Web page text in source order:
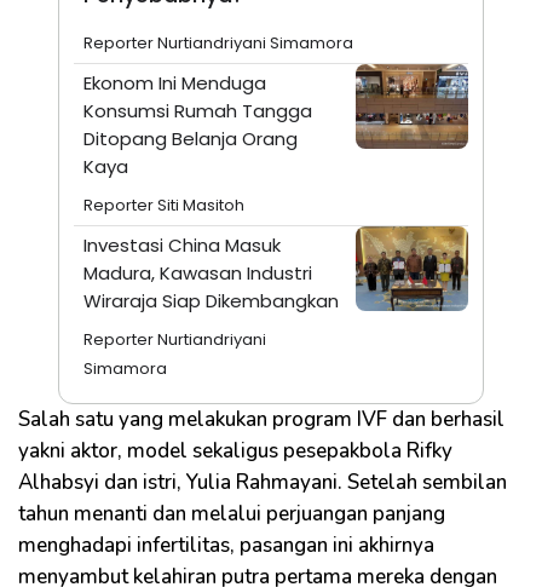
Reporter Nurtiandriyani Simamora
Ekonom Ini Menduga
Konsumsi Rumah Tangga
Ditopang Belanja Orang
Kaya
Reporter Siti Masitoh
Investasi China Masuk
Madura, Kawasan Industri
Wiraraja Siap Dikembangkan
Reporter Nurtiandriyani
Simamora
Salah satu yang melakukan program IVF dan berhasil
yakni aktor, model sekaligus pesepakbola Rifky
Alhabsyi dan istri, Yulia Rahmayani. Setelah sembilan
tahun menanti dan melalui perjuangan panjang
menghadapi infertilitas, pasangan ini akhirnya
menyambut kelahiran putra pertama mereka dengan